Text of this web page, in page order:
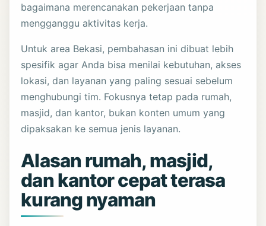
bagaimana merencanakan pekerjaan tanpa
mengganggu aktivitas kerja.
Untuk area Bekasi, pembahasan ini dibuat lebih
spesifik agar Anda bisa menilai kebutuhan, akses
lokasi, dan layanan yang paling sesuai sebelum
menghubungi tim. Fokusnya tetap pada rumah,
masjid, dan kantor, bukan konten umum yang
dipaksakan ke semua jenis layanan.
Alasan rumah, masjid,
dan kantor cepat terasa
kurang nyaman